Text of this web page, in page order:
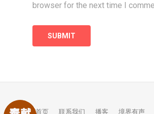
browser for the next time I
首页 联系我们 播客 境界有声